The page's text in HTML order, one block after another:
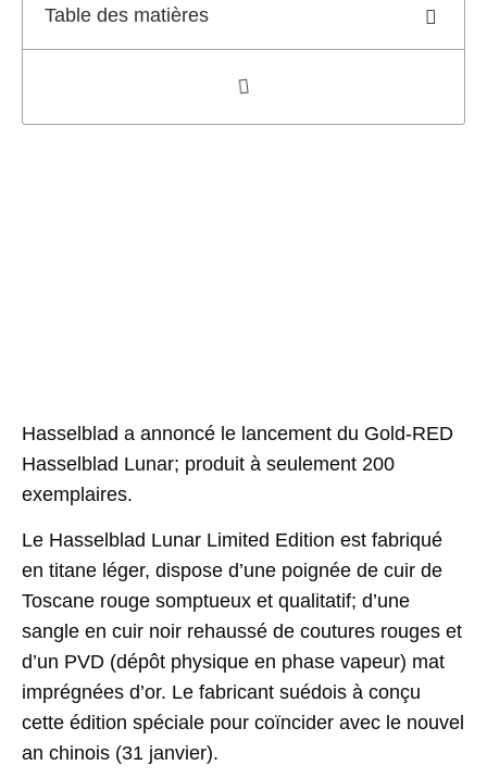
Table des matières
Hasselblad a annoncé le lancement du Gold-RED
Hasselblad Lunar; produit à seulement 200
exemplaires.
Le Hasselblad Lunar Limited Edition est fabriqué
en titane léger, dispose d’une poignée de cuir de
Toscane rouge somptueux et qualitatif; d’une
sangle en cuir noir rehaussé de coutures rouges et
d’un PVD (dépôt physique en phase vapeur) mat
imprégnées d’or. Le fabricant suédois à conçu
cette édition spéciale pour coïncider avec le nouvel
an chinois (31 janvier).